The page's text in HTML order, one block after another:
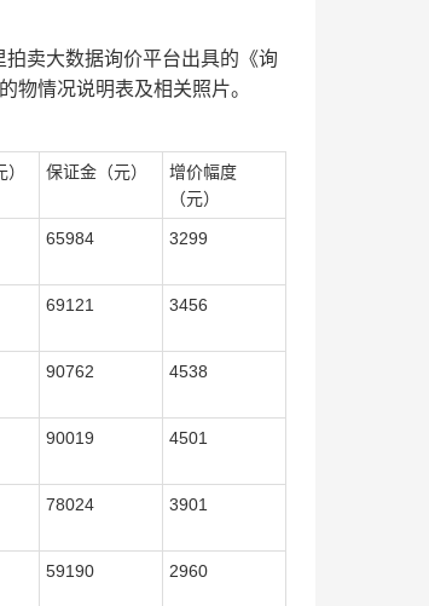
卖大数据询价平台出具的《询
物情况说明表及相关照片。
保证金（元）
增价幅度
（元）
65984 3299
69121 3456
90762 4538
90019 4501
78024 3901
59190 2960